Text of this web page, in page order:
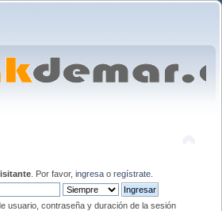
. Por favor, ingresao regístrate.
usuario, contraseña y duración de la sesión